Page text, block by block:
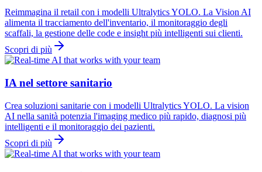
Reimmagina il retail con i modelli Ultralytics YOLO. La Vision AI
alimenta il tracciamento dell'inventario, il monitoraggio degli
scaffali, la gestione delle code e insight più intelligenti sui clienti.
Scopri di più
IA nel settore sanitario
Crea soluzioni sanitarie con i modelli Ultralytics YOLO. La vision
AI nella sanità potenzia l'imaging medico più rapido, diagnosi più
intelligenti e il monitoraggio dei pazienti.
Scopri di più